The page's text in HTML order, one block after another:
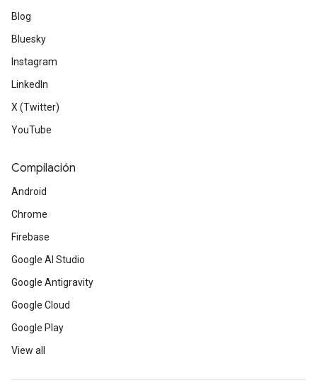
Blog
Bluesky
Instagram
LinkedIn
X (Twitter)
YouTube
Compilación
Android
Chrome
Firebase
Google AI Studio
Google Antigravity
Google Cloud
Google Play
View all